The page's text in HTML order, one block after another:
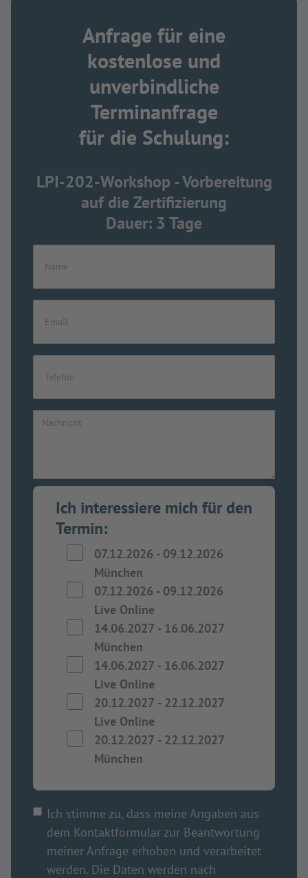
Anfrage für eine
kostenlose und
unverbindliche
Terminanfrage
für die Schulung:
LPI-202-Workshop - Vorbereitung
auf die Zertifizierung
Dauer: 3 Tage
Ich interessiere mich für den
Termin:
07.12.2026 - 09.12.2026
München
07.12.2026 - 09.12.2026
Live Online
14.06.2027 - 16.06.2027
München
14.06.2027 - 16.06.2027
Live Online
20.12.2027 - 22.12.2027
Live Online
20.12.2027 - 22.12.2027
München
Ich stimme zu, dass meine Angaben aus
dem Kontaktformular zur Beantwortung
meiner Anfrage erhoben und verarbeitet
werden. Die Daten werden nach